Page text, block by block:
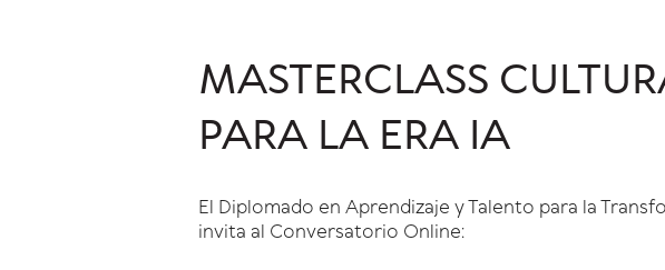
MASTERCLASS
PARA LA ERA IA
El Diplomado en Aprendizaje y Talento para la
invita al Conversatorio Online: